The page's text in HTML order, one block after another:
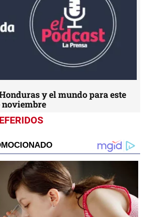
y el mundo para este
noviembre